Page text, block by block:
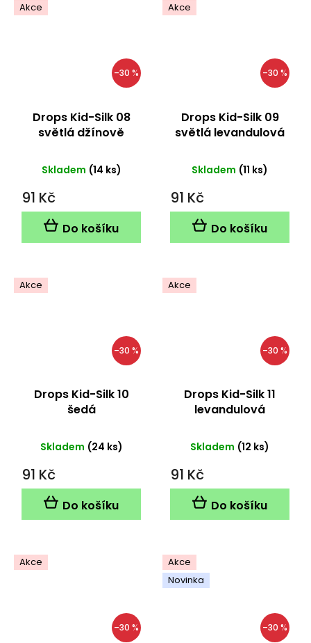
Akce
–30 %
Drops Kid-Silk 08
světlá džínově
Skladem (14 ks)
91 Kč
Do košíku
Akce
–30 %
Drops Kid-Silk 09
světlá levandulová
Skladem (11 ks)
91 Kč
Do košíku
Akce
–30 %
Drops Kid-Silk 10
šedá
Skladem (24 ks)
91 Kč
Do košíku
Akce
–30 %
Drops Kid-Silk 11
levandulová
Skladem (12 ks)
91 Kč
Do košíku
Akce
–30 %
Akce
Novinka
–30 %